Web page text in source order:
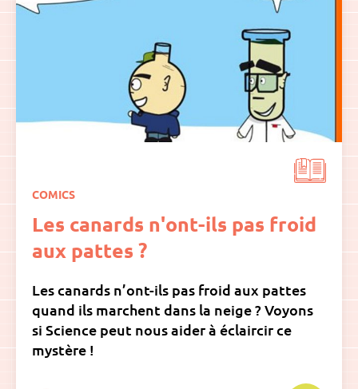
COMICS
Les canards n'ont-ils pas froid
aux pattes ?
Les canards n’ont-ils pas froid aux pattes
quand ils marchent dans la neige ? Voyons
si Science peut nous aider à éclaircir ce
mystère !